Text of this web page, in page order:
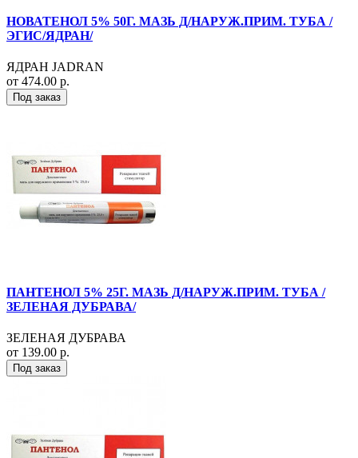
НОВАТЕНОЛ 5% 50Г. МАЗЬ Д/НАРУЖ.ПРИМ. ТУБА /
ЭГИС/ЯДРАН/
ЯДРАН JADRAN
от 474.00 р.
Под заказ
ПАНТЕНОЛ 5% 25Г. МАЗЬ Д/НАРУЖ.ПРИМ. ТУБА /
ЗЕЛЕНАЯ ДУБРАВА/
ЗЕЛЕНАЯ ДУБРАВА
от 139.00 р.
Под заказ